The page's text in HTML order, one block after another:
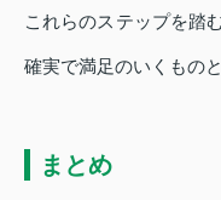
これらのステップを踏
確実で満足のいくもの
まとめ